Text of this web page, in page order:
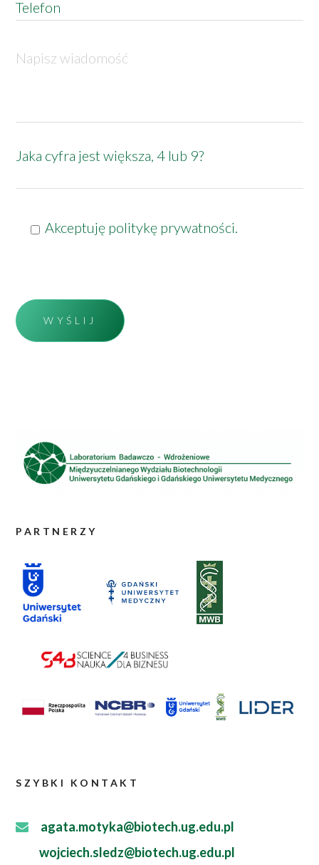
Jaka cyfra jest większa, 4 lub 9?
Akceptuję politykę prywatności.
PARTNERZY
SZYBKI KONTAKT
agata.motyka@biotech.ug.edu.pl
wojciech.sledz@biotech.ug.edu.pl